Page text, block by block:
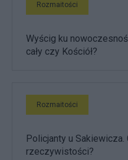
Rozmaitości
Wyścig ku
cały czy Kościół?
Rozmaitości
Policjanty u Sakiewicza.
rzeczywistości?